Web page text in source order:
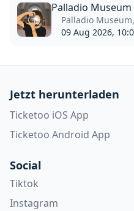
Palladio Museum
Palladio
09 Aug 2026,
Jetzt herunterladen
Ticketoo iOS App
Ticketoo Android App
Social
Tiktok
Instagram